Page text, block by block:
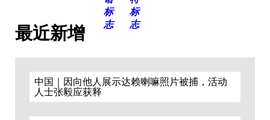
最近新增
中国｜因向他人展示达赖喇嘛照片被捕，活动
人士张毅应获释